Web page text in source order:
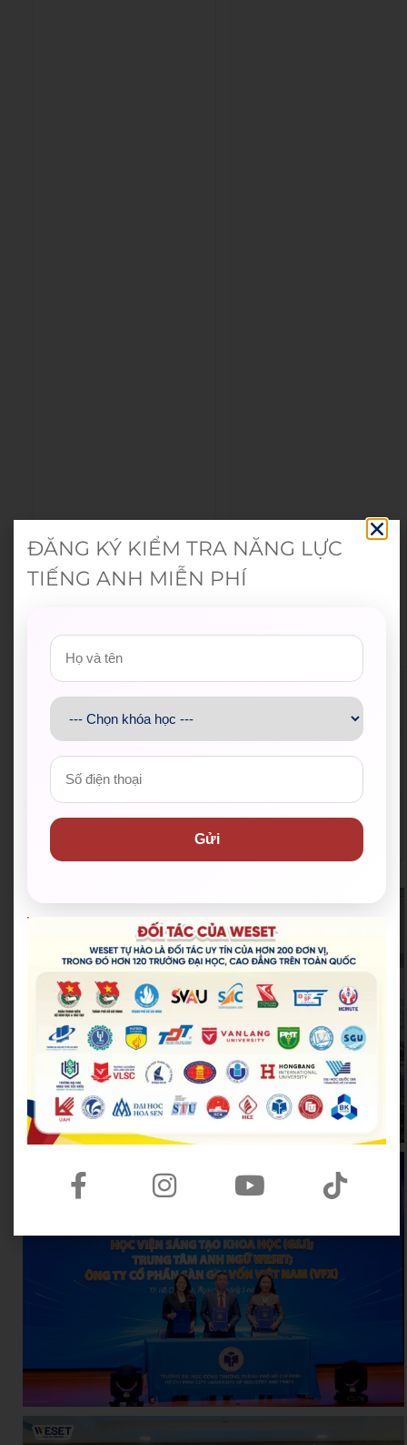
Đoàn Thanh niên Bộ Giáo d
ục và Đào tạo
Hội Sinh viên Việt Na
sinh viên TP.HCM
Thành Đoàn TP.HCM
Thành Đoàn TP. Thủ Đức
Hội Liên hiệp Thanh
ĐĂNG KÝ KIỂM TRA NĂNG LỰC
TIẾNG ANH MIỄN PHÍ
Gửi